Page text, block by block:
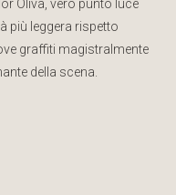
Oliva, vero punto luce
più leggera rispetto
graffiti magistralmente
della scena.